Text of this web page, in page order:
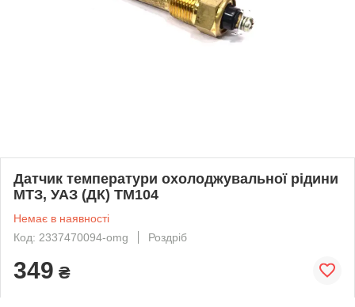
Датчик температури охолоджувальної рідини
МТЗ, УАЗ (ДК) ТМ104
Немає в наявності
Код: 2337470094-omg
Роздріб
349 ₴